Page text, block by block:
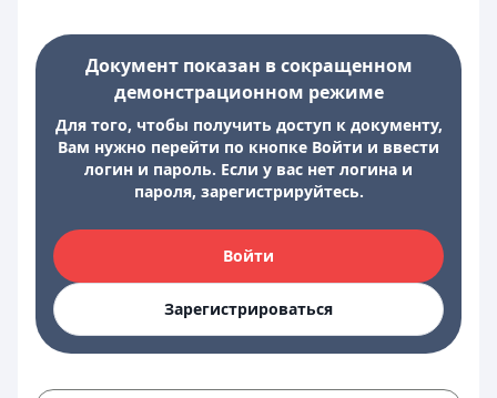
Документ показан в сокращенном
демонстрационном режиме
Для того, чтобы получить доступ к документу,
Вам нужно перейти по кнопке Войти и ввести
логин и пароль. Если у вас нет логина и
пароля, зарегистрируйтесь.
Войти
Зарегистрироваться